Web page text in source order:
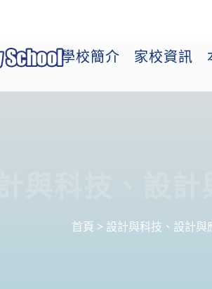
學校簡介
家校資訊
首頁 > 設計與科技、設計與